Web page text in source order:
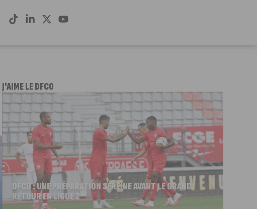
J'AIME LE DFCO
DFCO : UNE PRÉPARATION SEREINE AVANT LE GRAND
RETOUR EN LIGUE 2